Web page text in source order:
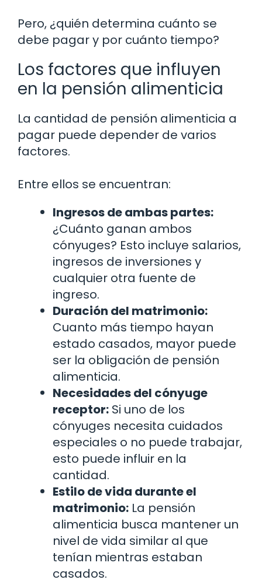
Pero, ¿quién determina cuánto se
debe pagar y por cuánto tiempo?
Los factores que influyen
en la pensión alimenticia
La cantidad de pensión alimenticia a
pagar puede depender de varios
factores.
Entre ellos se encuentran:
Ingresos de ambas partes:
¿Cuánto ganan ambos
cónyuges? Esto incluye salarios,
ingresos de inversiones y
cualquier otra fuente de
ingreso.
Duración del matrimonio:
Cuanto más tiempo hayan
estado casados, mayor puede
ser la obligación de pensión
alimenticia.
Necesidades del cónyuge
receptor: Si uno de los
cónyuges necesita cuidados
especiales o no puede trabajar,
esto puede influir en la
cantidad.
Estilo de vida durante el
matrimonio: La pensión
alimenticia busca mantener un
nivel de vida similar al que
tenían mientras estaban
casados.